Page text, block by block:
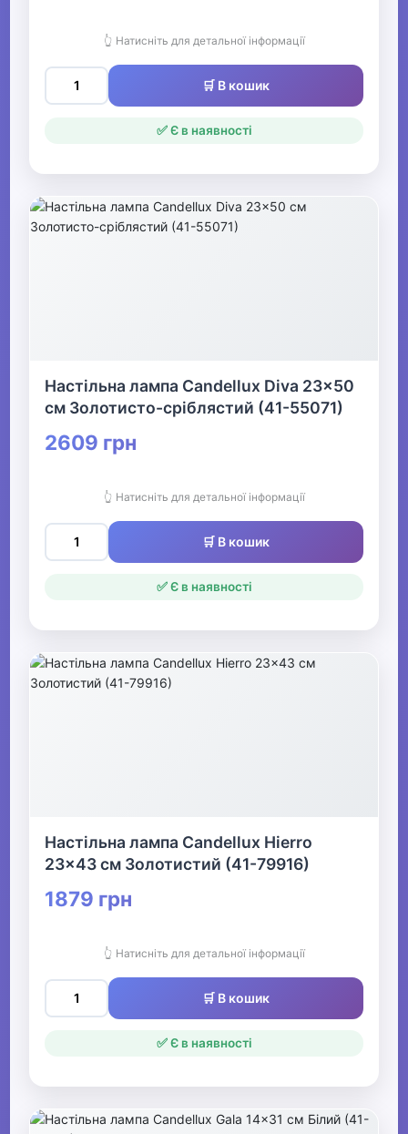
👆 Натисніть для детальної інформації
🛒 В кошик
✅ Є в наявності
Настільна лампа Candellux Diva 23x50
см Золотисто-сріблястий (41-55071)
2609 грн
👆 Натисніть для детальної інформації
🛒 В кошик
✅ Є в наявності
Настільна лампа Candellux Hierro
23x43 см Золотистий (41-79916)
1879 грн
👆 Натисніть для детальної інформації
🛒 В кошик
✅ Є в наявності